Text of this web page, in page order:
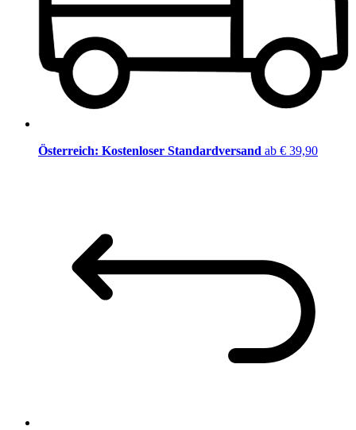
Österreich: Kostenloser Standardversand ab € 39,90